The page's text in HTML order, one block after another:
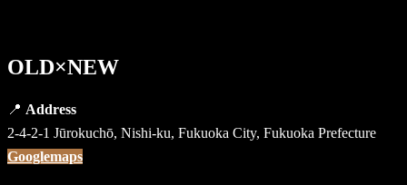
OLD×NEW
📍 Address
2-4-2-1 Jūrokuchō, Nishi-ku, Fukuoka City, Fukuoka Prefecture
Googlemaps